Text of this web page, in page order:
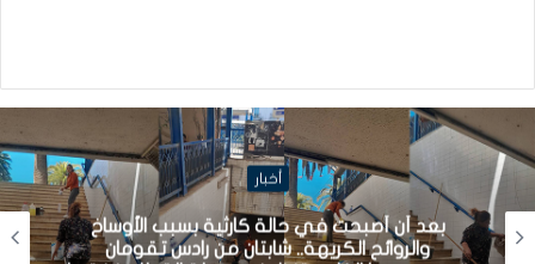
أخبار
بعد أن أصبحت في حالة كارثية بسبب الأوساخ
والروائح الكريهة.. شابتان من رادس تقومان